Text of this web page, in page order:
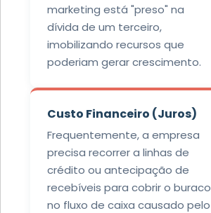
marketing está "preso" na
dívida de um terceiro,
imobilizando recursos que
poderiam gerar crescimento.
Custo Financeiro (Juros)
Frequentemente, a empresa
precisa recorrer a linhas de
crédito ou antecipação de
recebíveis para cobrir o buraco
no fluxo de caixa causado pelo